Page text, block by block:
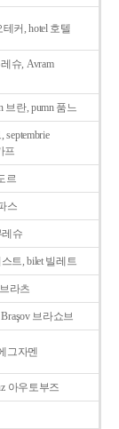
커, hotel 호텔
슈, Avram
브란, pumn 품느
septembrie
프
르
스
레슈
트, bilet 빌레트
라츠
브라쇼브
그자멘
아우토부즈